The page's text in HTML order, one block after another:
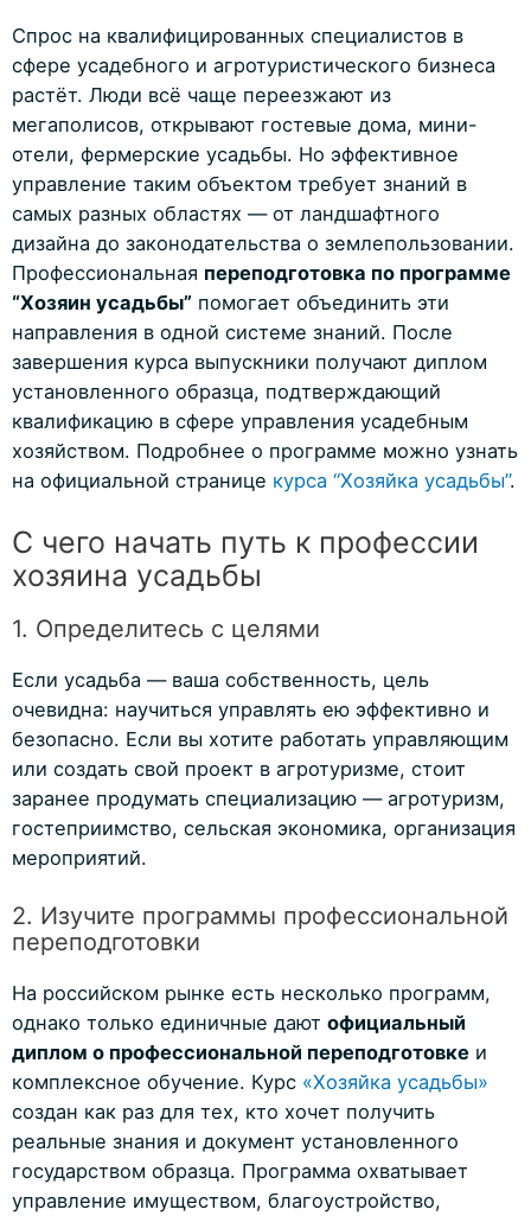
Спрос на квалифицированных специалистов в
сфере усадебного и агротуристического бизнеса
растёт. Люди всё чаще переезжают из
мегаполисов, открывают гостевые дома, мини-
отели, фермерские усадьбы. Но эффективное
управление таким объектом требует знаний в
самых разных областях — от ландшафтного
дизайна до законодательства о землепользовании.
Профессиональная переподготовка по программе
“Хозяин усадьбы” помогает объединить эти
направления в одной системе знаний. После
завершения курса выпускники получают диплом
установленного образца, подтверждающий
квалификацию в сфере управления усадебным
хозяйством. Подробнее о программе можно узнать
на официальной странице курса “Хозяйка усадьбы”.
С чего начать путь к профессии
хозяина усадьбы
1. Определитесь с целями
Если усадьба — ваша собственность, цель
очевидна: научиться управлять ею эффективно и
безопасно. Если вы хотите работать управляющим
или создать свой проект в агротуризме, стоит
заранее продумать специализацию — агротуризм,
гостеприимство, сельская экономика, организация
мероприятий.
2. Изучите программы профессиональной
переподготовки
На российском рынке есть несколько программ,
однако только единичные дают официальный
диплом о профессиональной переподготовке и
комплексное обучение. Курс «Хозяйка усадьбы»
создан как раз для тех, кто хочет получить
реальные знания и документ установленного
государством образца. Программа охватывает
управление имуществом, благоустройство,